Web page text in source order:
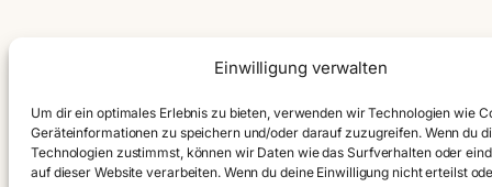
Einwilligung verwalten
Um dir ein optimales Erlebnis zu bieten, verwenden wir Technologien wie
Geräteinformationen zu speichern und/oder darauf zuzugreifen. Wenn du
Technologien zustimmst, können wir Daten wie das Surfverhalten oder
auf dieser Website verarbeiten. Wenn du deine Einwilligung nicht erteilst